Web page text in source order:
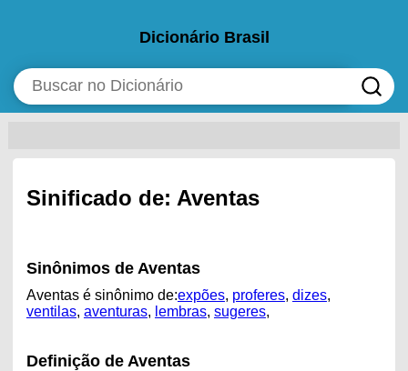
Dicionário Brasil
Sinificado de: Aventas
Sinônimos de Aventas
Aventas é sinônimo de:expões, proferes, dizes,
ventilas, aventuras, lembras, sugeres,
Definição de Aventas